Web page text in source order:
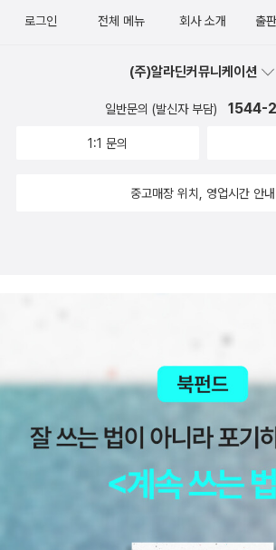
즈가 있다고 한다. 사막 마라톤의 특징은 족히
어야 한다고 한다. 이거 실화냐?아니 왜 거기까
하며 뛰는 걸까라는 생각을 하며 책을 읽고 있
기 전까지는 알 수 없는 영역 같다. 결승선까지
적어서 응원하는 걸 말하는데 뛰는 도중에이런
대한 태도를 말해준 시각장애인과 함께 달리는
도 좋았다.어쩌면 우리는 모두 길 위에 놓인 마
는 누군가에게 의지하면서 때로는 누군가를 이
맞춘다는 건 결국 상대의 오늘을 받아들이는일
로그인 전체 메뉴 회사 소개 출
(주)알라딘커뮤니케이션
일반문의 (발신자 부담) 1544-
1:1 문의
중고매장 위치, 영업시간 안내